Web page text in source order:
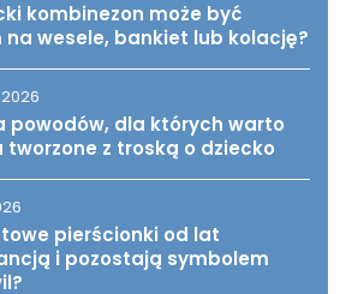
kombinezon może być
wesele, bankiet lub kolację?
powodów, dla których warto
z troską o dziecko
pierścionki od lat
i pozostają symbolem